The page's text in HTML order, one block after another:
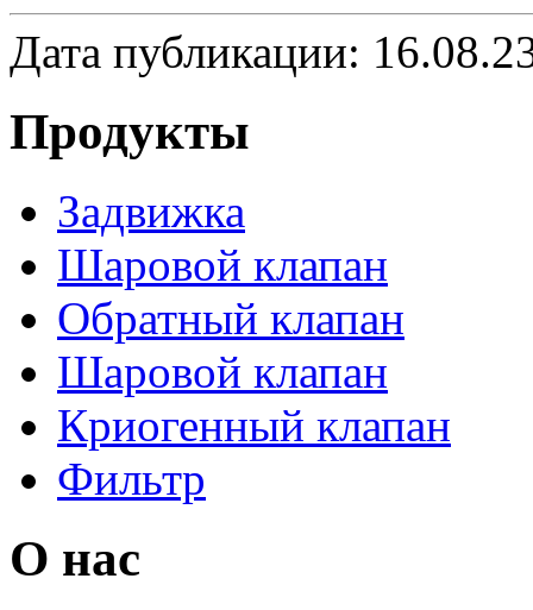
Дата публикации:
Продукты
Задвижка
Шаровой клапан
Обратный клапан
Шаровой клапан
Криогенный клапан
Фильтр
О нас